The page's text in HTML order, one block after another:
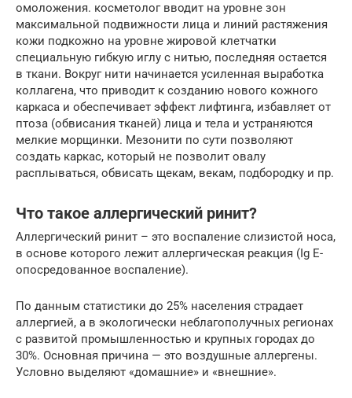
омоложения. косметолог вводит на уровне зон
максимальной подвижности лица и линий растяжения
кожи подкожно на уровне жировой клетчатки
специальную гибкую иглу с нитью, последняя остается
в ткани. Вокруг нити начинается усиленная выработка
коллагена, что приводит к созданию нового кожного
каркаса и обеспечивает эффект лифтинга, избавляет от
птоза (обвисания тканей) лица и тела и устраняются
мелкие морщинки. Мезонити по сути позволяют
создать каркас, который не позволит овалу
расплываться, обвисать щекам, векам, подбородку и пр.
Что такое аллергический ринит?
Аллергический ринит – это воспаление слизистой носа,
в основе которого лежит аллергическая реакция (Ig E-
опосредованное воспаление).
По данным статистики до 25% населения страдает
аллергией, а в экологически неблагополучных регионах
с развитой промышленностью и крупных городах до
30%. Основная причина — это воздушные аллергены.
Условно выделяют «домашние» и «внешние».